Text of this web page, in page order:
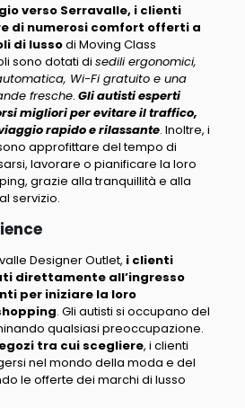
verso Serravalle, i clienti
di numerosi comfort offerti a
di lussodi Moving Class
sono dotati di sedili ergonomici,
Wi-Fi gratuito e una
fresche. Gli autisti esperti
migliori per evitare il traffico,
rapido e rilassante. Inoltre, i
approfittare del tempo di
lavorare o pianificare la loro
grazie alla tranquillità e alla
servizio.
Designer Outlet, i clienti
direttamente all’ingresso
per iniziare la loro
. Gli autisti si occupano del
qualsiasi preoccupazione.
tra cui scegliere, i clienti
nel mondo della moda e del
le offerte dei marchi di lusso